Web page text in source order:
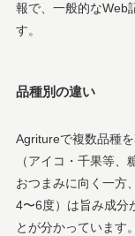
報で、一般的なWeb
す。
品種別の違い
Agritureで複数品種
（アイコ・千果等
おつまみに向く一方
4〜6度）は旨み成分
とが分かっています